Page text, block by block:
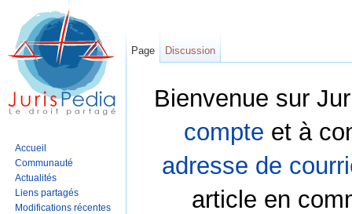
Bienvenue sur
compte et à
adresse de
article en
Page Discussion
Accueil
Communauté
Actualités
Liens partagés
Modifications récentes